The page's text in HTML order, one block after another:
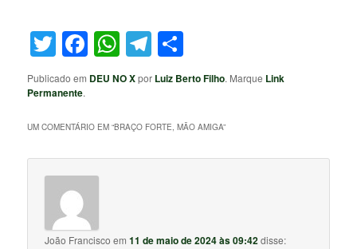
Twitter
Facebook
WhatsApp
Telegram
Publicado em DEU NO Xpor Luiz Berto Filho. Marque Link
Permanente.
UM COMENTÁRIO EM “BRAÇO FORTE, MÃO AMIGA”
João Francisco em11 de maio de 2024 às 09:42disse: